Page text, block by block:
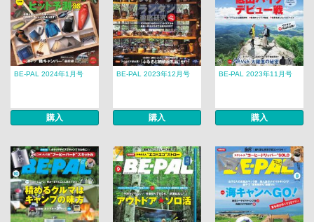
BE-PAL 2024年1月号
購入
BE-PAL 2023年12月号
購入
BE-PAL 2023年11月号
購入